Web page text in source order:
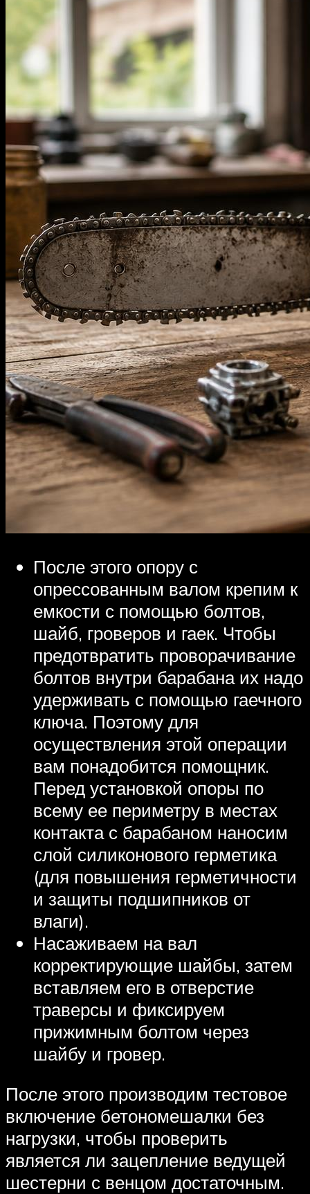
После этого опору с
опрессованным валом крепим к
емкости с помощью болтов,
шайб, гроверов и гаек. Чтобы
предотвратить проворачивание
болтов внутри барабана их надо
удерживать с помощью гаечного
ключа. Поэтому для
осуществления этой операции
вам понадобится помощник.
Перед установкой опоры по
всему ее периметру в местах
контакта с барабаном наносим
слой силиконового герметика
(для повышения герметичности
и защиты подшипников от
влаги).
Насаживаем на вал
корректирующие шайбы, затем
вставляем его в отверстие
траверсы и фиксируем
прижимным болтом через
шайбу и гровер.
После этого производим тестовое
включение бетономешалки без
нагрузки, чтобы проверить
является ли зацепление ведущей
шестерни с венцом достаточным.